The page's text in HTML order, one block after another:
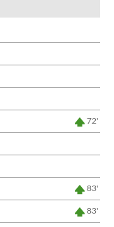
72'
83'
83'